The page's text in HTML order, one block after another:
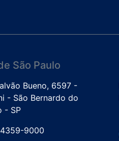
São Paulo
Bueno, 6597 -
- São Bernardo do
- SP
4359-9000